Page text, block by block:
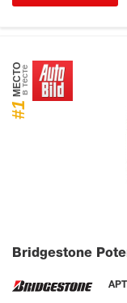
#1
МЕСТОв тесте
Bridgestone